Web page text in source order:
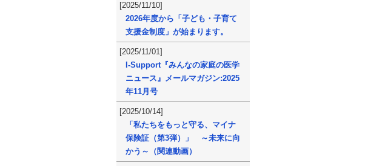
[2025/11/10]
2026年度から「子ども・子育て
支援金制度」が始まります。
[2025/11/01]
I-Support『みんなの家庭の医学
ニュース』メールマガジン:2025
年11月号
[2025/10/14]
「私たちをもっと守る、マイナ
保険証（第3弾）」 ～未来に向
かう～（関連動画）